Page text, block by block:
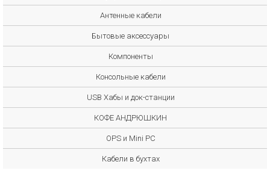
Антенные кабели
Бытовые аксессуары
Компоненты
Консольные кабели
USB Хабы и док-станции
КОФЕ АНДРЮШКИН
OPS и Mini PC
Кабели в бухтах